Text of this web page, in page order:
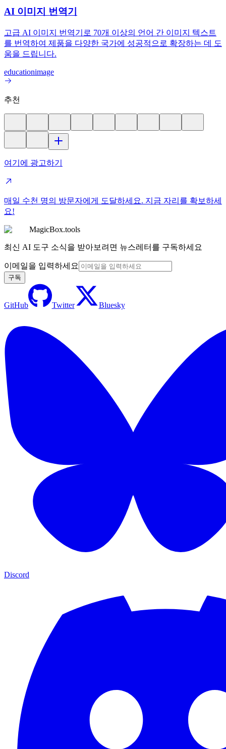
AI 이미지 번역기
고급 AI 이미지 번역기로 70개 이상의 언어 간 이미지 텍스트
를 번역하여 제품을 다양한 국가에 성공적으로 확장하는 데 도
움을 드립니다.
educationimage
추천
여기에 광고하기
매일 수천 명의 방문자에게 도달하세요. 지금 자리를 확보하세
요!
MagicBox.tools
최신 AI 도구 소식을 받아보려면 뉴스레터를 구독하세요
이메일을 입력하세요
구독
GitHub Twitter Bluesky
Discord